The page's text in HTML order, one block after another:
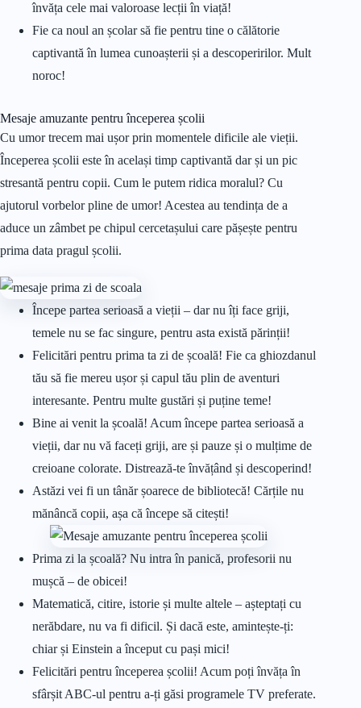
învăța cele mai valoroase lecții în viață!
Fie ca noul an școlar să fie pentru tine o călătorie
captivantă în lumea cunoașterii și a descoperirilor. Mult
noroc!
Mesaje amuzante pentru începerea școlii
Cu umor trecem mai ușor prin momentele dificile ale vieții.
Începerea școlii este în același timp captivantă dar și un pic
stresantă pentru copii. Cum le putem ridica moralul? Cu
ajutorul vorbelor pline de umor! Acestea au tendința de a
aduce un zâmbet pe chipul cercetașului care pășește pentru
prima data pragul școlii.
Începe partea serioasă a vieții – dar nu îți face griji,
temele nu se fac singure, pentru asta există părinții!
Felicitări pentru prima ta zi de școală! Fie ca ghiozdanul
tău să fie mereu ușor și capul tău plin de aventuri
interesante. Pentru multe gustări și puține teme!
Bine ai venit la școală! Acum începe partea serioasă a
vieții, dar nu vă faceți griji, are și pauze și o mulțime de
creioane colorate. Distrează-te învățând și descoperind!
Astăzi vei fi un tânăr șoarece de bibliotecă! Cărțile nu
mănâncă copii, așa că începe să citești!
Prima zi la școală? Nu intra în panică, profesorii nu
mușcă – de obicei!
Matematică, citire, istorie și multe altele – așteptați cu
nerăbdare, nu va fi dificil. Și dacă este, amintește-ți:
chiar și Einstein a început cu pași mici!
Felicitări pentru începerea școlii! Acum poți învăța în
sfârșit ABC-ul pentru a-ți găsi programele TV preferate.